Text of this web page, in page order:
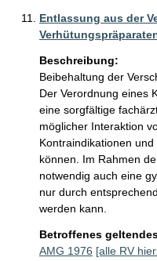
Entlassung aus der
Beschreibung:
Beibehaltung der
Der Verordnung eines
eine sorgfältige
möglicher Interaktion
Kontraindikationen
können. Im Rahmen
notwendig auch eine
nur durch
werden kann.
Betroffenes
AMG 1976 [alle RV